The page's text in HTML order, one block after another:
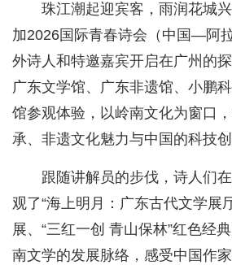
珠江潮起迎宾客，雨润花城
加2026国际青春诗会（中国—阿
外诗人和特邀嘉宾开启在广州的
广东文学馆、广东非遗馆、小鹏
馆参观体验，以岭南文化为窗口
承、非遗文化魅力与中国的科技创
跟随讲解员的步伐，诗人们
观了“海上明月：广东古代文学展
展、“三红一创 青山保林”红色经
南文学的发展脉络，感受中国作